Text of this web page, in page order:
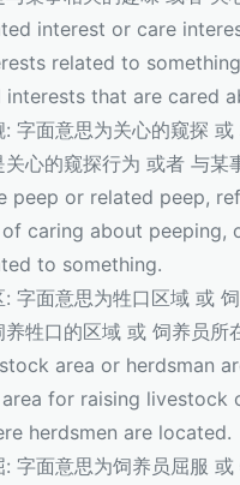
interest or care
related to
interests that are cared
: 字面意思为关心的窥探
关心的窥探行为 或者 与某
peep or related peep,
caring about peeping,
to something.
: 字面意思为牲口区域 或
养牲口的区域 或 饲养员所
area or herdsman
for raising livestock
herdsmen are located.
: 字面意思为饲养员屈服